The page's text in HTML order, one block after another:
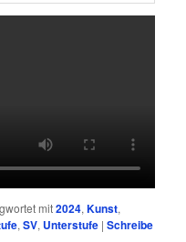
mit2024,Kunst,
,SV, Unterstufe |Schreibe